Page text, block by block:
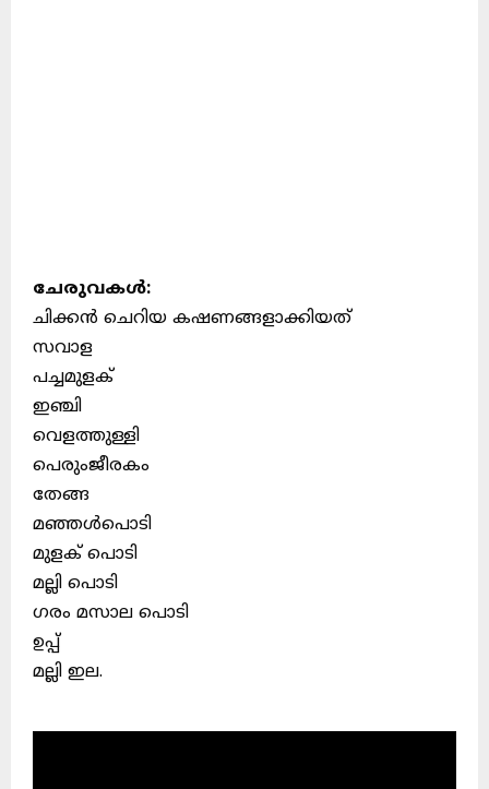
ചേരുവകൾ:
ചിക്കൻ ചെറിയ കഷണങ്ങളാക്കിയത്
സവാള
പച്ചമുളക്
ഇഞ്ചി
വെളത്തുള്ളി
പെരുംജീരകം
തേങ്ങ
മഞ്ഞൾപൊടി
മുളക് പൊടി
മല്ലി പൊടി
ഗരം മസാല പൊടി
ഉപ്പ്
മല്ലി ഇല.